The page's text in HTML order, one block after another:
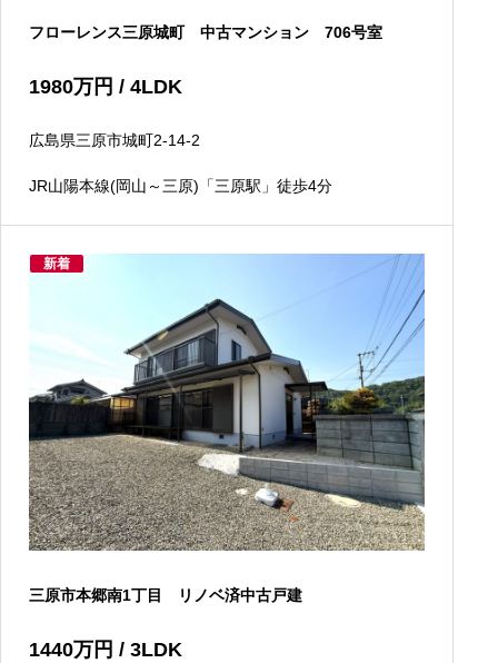
フローレンス三原城町 中古マンション 706号室
1980万円 / 4LDK
広島県三原市城町2-14-2
JR山陽本線(岡山～三原)「三原駅」徒歩4分
新着
三原市本郷南1丁目 リノベ済中古戸建
1440万円 / 3LDK